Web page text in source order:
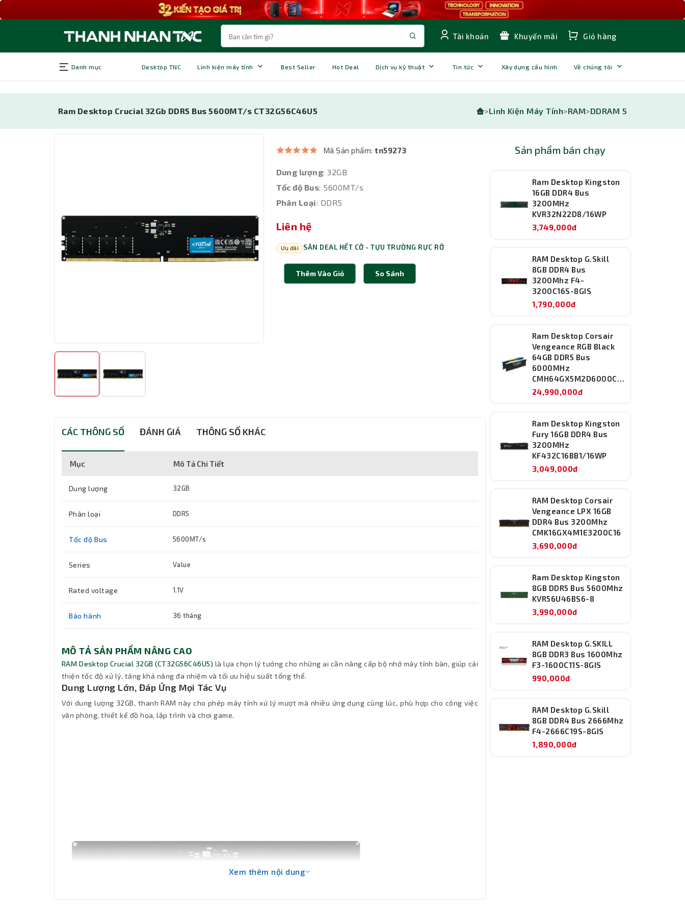
Tài khoản Khuyến mãi Giỏ hàng
Danh mục Desktop TNC Linh kiện máy tính Best Seller Hot Deal Dịch vụ kỹ thuật Tin tức Xây dựng cấu hình Về chúng tôi
Ram Desktop Crucial 32Gb DDR5 Bus 5600MT/s CT32G56C46U5 >Linh Kiện Máy Tính>RAM>DDRAM 5
Mã Sản phẩm:tn59273
Dung lượng: 32GB
Tốc độ Bus: 5600MT/s
Phân Loại: DDR5
Liên hệ
Ưu đãi SĂN DEAL HẾT CỠ - TỰU TRƯỜNG RỰC RỠ
Thêm Vào Giỏ So Sánh
CÁC THÔNG SỐ ĐÁNH GIÁ THÔNG SỐ KHÁC
Mục Mô Tả Chi Tiết
Dung lượng 32GB
Phân loại DDR5
Tốc độ Bus 5600MT/s
Series Value
Rated voltage 1.1V
Bảo hành 36 tháng
MÔ TẢ SẢN PHẨM NÂNG CAO
RAM Desktop Crucial 32GB (CT32G56C46U5) là lựa chọn lý tưởng cho những ai cần nâng cấp bộ nhớ máy tính bàn, giúp cải
thiện tốc độ xử lý, tăng khả năng đa nhiệm và tối ưu hiệu suất tổng thể.
Dung Lượng Lớn, Đáp Ứng Mọi Tác Vụ
Với dung lượng 32GB, thanh RAM này cho phép máy tính xử lý mượt mà nhiều ứng dụng cùng lúc, phù hợp cho công việc
văn phòng, thiết kế đồ họa, lập trình và chơi game.
Xem thêm nội dung
Sản phẩm bán chạy
Ram Desktop Kingston
16GB DDR4 Bus
3200MHz
KVR32N22D8/16WP
3,749,000đ
RAM Desktop G.Skill
8GB DDR4 Bus
3200Mhz F4-
3200C16S-8GIS
1,790,000đ
Ram Desktop Corsair
Vengeance RGB Black
64GB DDR5 Bus
6000MHz
CMH64GX5M2D6000C40
24,990,000đ
Ram Desktop Kingston
Fury 16GB DDR4 Bus
3200MHz
KF432C16BB1/16WP
3,049,000đ
RAM Desktop Corsair
Vengeance LPX 16GB
DDR4 Bus 3200Mhz
CMK16GX4M1E3200C16
3,690,000đ
Ram Desktop Kingston
8GB DDR5 Bus 5600Mhz
KVR56U46BS6-8
3,990,000đ
RAM Desktop G.SKILL
8GB DDR3 Bus 1600Mhz
F3-1600C11S-8GIS
990,000đ
RAM Desktop G.Skill
8GB DDR4 Bus 2666Mhz
F4-2666C19S-8GIS
1,890,000đ